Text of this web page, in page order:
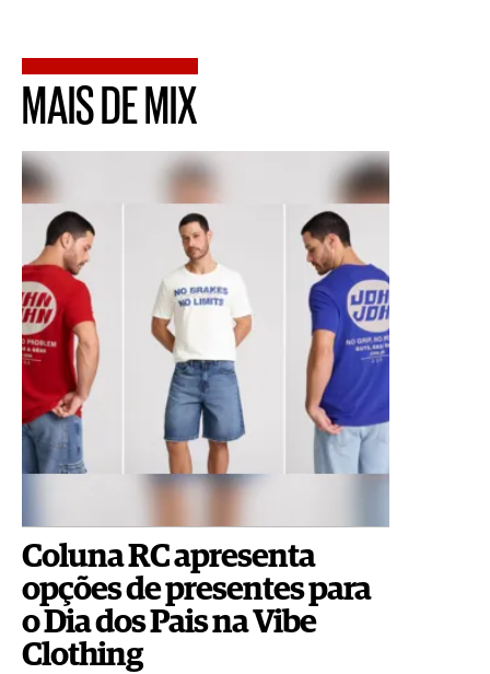
MAIS DE MIX
Coluna RC apresenta
opções de presentes para
o Dia dos Pais na Vibe
Clothing